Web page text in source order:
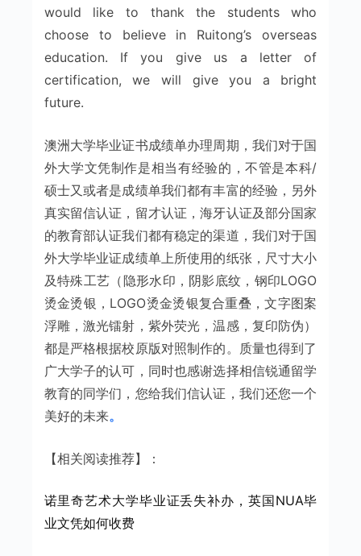
would like to thank the students who
choose to believe in Ruitong’s overseas
education. If you give us a letter of
certification, we will give you a bright
future.
澳洲大学毕业证书成绩单办理周期，我们对于国
外大学文凭制作是相当有经验的，不管是本科/
硕士又或者是成绩单我们都有丰富的经验，另外
真实留信认证，留才认证，海牙认证及部分国家
的教育部认证我们都有稳定的渠道，我们对于国
外大学毕业证成绩单上所使用的纸张，尺寸大小
及特殊工艺（隐形水印，阴影底纹，钢印LOGO
烫金烫银，LOGO烫金烫银复合重叠，文字图案
浮雕，激光镭射，紫外荧光，温感，复印防伪）
都是严格根据校原版对照制作的。质量也得到了
广大学子的认可，同时也感谢选择相信锐通留学
教育的同学们，您给我们信认证，我们还您一个
美好的未来。
【相关阅读推荐】：
诺里奇艺术大学毕业证丢失补办，英国NUA毕
业文凭如何收费